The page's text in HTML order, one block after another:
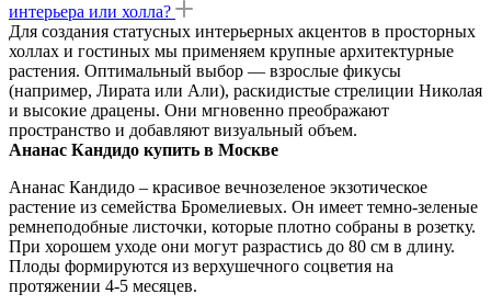
интерьера или холла?
Для создания статусных интерьерных акцентов в просторных
холлах и гостиных мы применяем крупные архитектурные
растения. Оптимальный выбор — взрослые фикусы
(например, Лирата или Али), раскидистые стрелиции Николая
и высокие драцены. Они мгновенно преображают
пространство и добавляют визуальный объем.
Ананас Кандидо купить в Москве
Ананас Кандидо – красивое вечнозеленое экзотическое
растение из семейства Бромелиевых. Он имеет темно-зеленые
ремнеподобные листочки, которые плотно собраны в розетку.
При хорошем уходе они могут разрастись до 80 см в длину.
Плоды формируются из верхушечного соцветия на
протяжении 4-5 месяцев.